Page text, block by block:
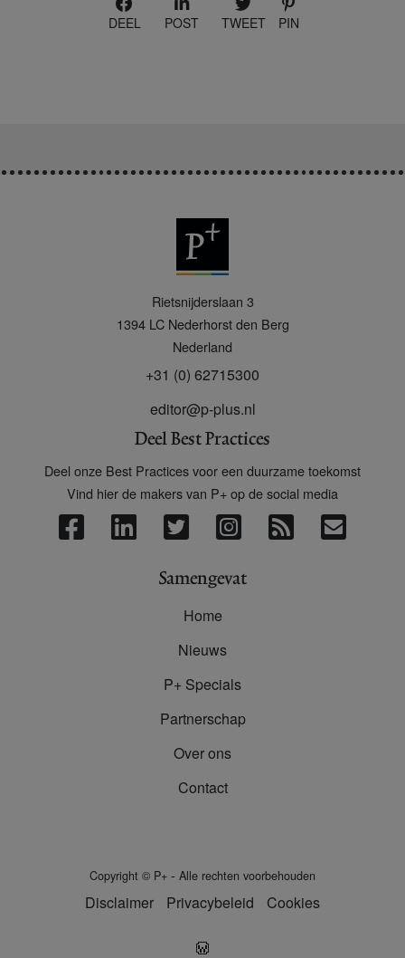
DEEL POST TWEET PIN
Rietsnijderslaan 3
1394 LC Nederhorst den Berg
Nederland
+31 (0) 62715300
editor@p-plus.nl
Deel Best Practices
Deel onze Best Practices voor een duurzame toekomst
Vind hier de makers van P+ op de social media
Samengevat
Home
Nieuws
P+ Specials
Partnerschap
Over ons
Contact
Copyright © P+ - Alle rechten voorbehouden
Disclaimer Privacybeleid Cookies